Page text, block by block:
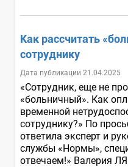
Как рассчитать
сотруднику
Дата публикации 21.04.2025
«Сотрудник, еще не
«больничный». Как
временной
сотруднику?» По
ответила эксперт и
службы «Нормы»,
отвечаем!» Валерия